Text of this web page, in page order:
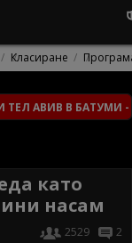
Класиране
АВИВ В БАТУМИ
като
насам
2529 2